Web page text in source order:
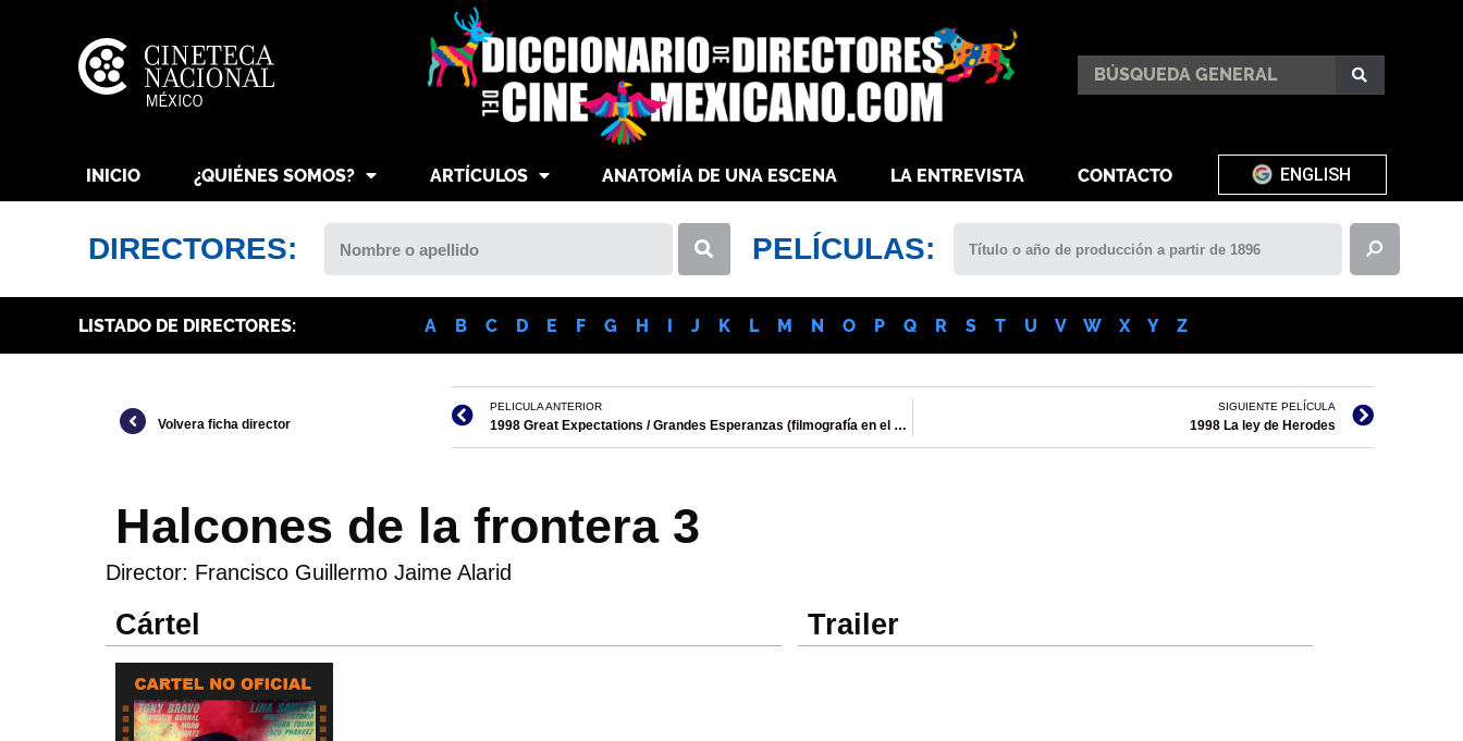
INICIO ¿QUIÉNES SOMOS? ARTÍCULOS ANATOMÍA DE UNA ESCENA LA ENTREVISTA CONTACTO ENGLISH
DIRECTORES: PELÍCULAS:
LISTADO DE DIRECTORES: A B C D E F G H I J K L M N O P Q R S T U V W X Y Z
Volvera ficha director
PELICULA ANTERIOR
1998 Great Expectations / Grandes Esperanzas (filmografía en el extranjero)
SIGUIENTE PELÍCULA
1998 La ley de Herodes
Halcones de la frontera 3
Director: Francisco Guillermo Jaime Alarid
Cártel Trailer